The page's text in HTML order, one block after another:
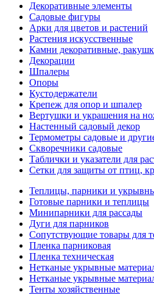
Декоративные элементы
Садовые фигуры
Арки для цветов и растений
Растения искусственные
Камни декоративные,
Декорации
Шпалеры
Опоры
Кустодержатели
Крепеж для опор и шпалер
Вертушки и украшения на
Настенный садовый декор
Термометры садовые и
Скворечники садовые
Таблички и указатели для
Сетки для защиты от птиц,
Теплицы, парники и
Готовые парники и теплицы
Минипарники для рассады
Дуги для парников
Сопутствующие товары для
Пленка парниковая
Пленка техническая
Нетканые укрывные
Нетканые укрывные
Тенты хозяйственные